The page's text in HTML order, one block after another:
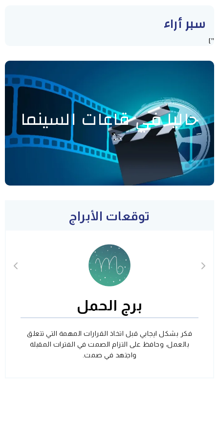
سبر أراء
"]
حاليا في قاعات السينما
توقعات الأبراج
برج الحمل
فكر بشكل ايجابي قبل اتخاذ القرارات المهمة التي تتعلق
بالعمل، وحافظ على التزام الصمت في الفترات المقبلة
واجتهد في صمت.